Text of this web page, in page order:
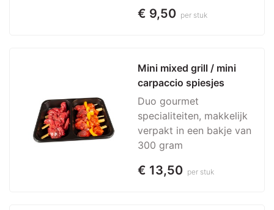
€ 9,50 per stuk
Mini mixed grill / mini
carpaccio spiesjes
Duo gourmet
specialiteiten, makkelijk
verpakt in een bakje van
300 gram
€ 13,50 per stuk